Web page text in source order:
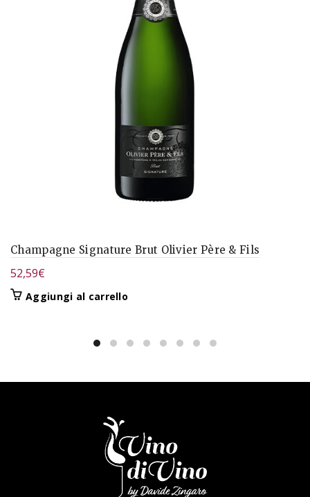
Champagne Signature Brut Olivier Père & Fils
52,59€
Aggiungi al carrello